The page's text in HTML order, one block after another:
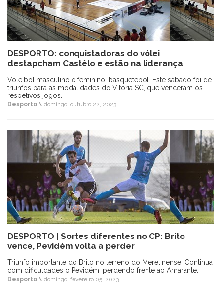
DESPORTO: conquistadoras do vólei
destapcham Castêlo e estão na liderança
Voleibol masculino e feminino; basquetebol. Este sábado foi de
triunfos para as modalidades do Vitória SC, que venceram os
respetivos jogos.
Desporto \ domingo, outubro 22, 2023
DESPORTO | Sortes diferentes no CP: Brito
vence, Pevidém volta a perder
Triunfo importante do Brito no terreno do Merelinense. Continua
com dificuldades o Pevidém, perdendo frente ao Amarante.
Desporto \ domingo, fevereiro 05, 2023